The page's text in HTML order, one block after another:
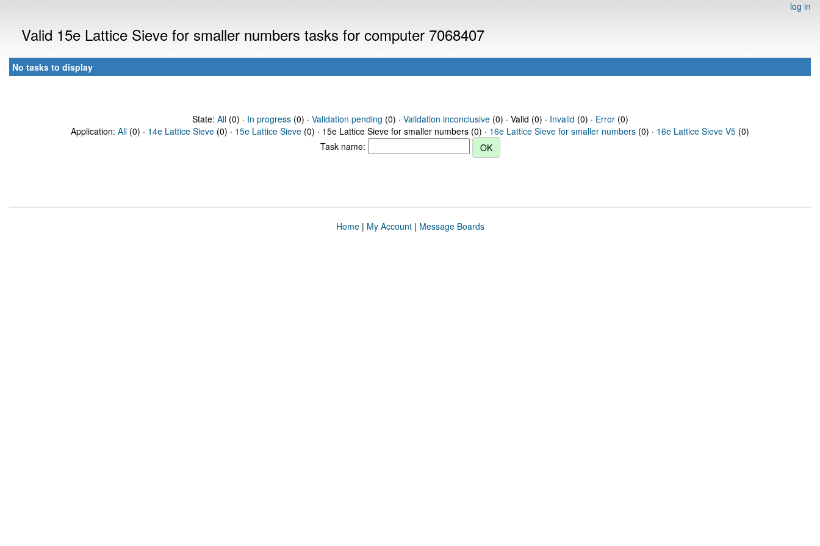
log in
Valid 15e Lattice Sieve for smaller numbers tasks for computer 7068407
No tasks to display
State: All(0) · In progress(0) · Validation pending (0) · Validation inconclusive(0) · Valid (0) · Invalid (0) · Error(0)
Application: All (0) · 14e Lattice Sieve (0) · 15e Lattice Sieve (0) · 15e Lattice Sieve for smaller numbers (0) · 16e Lattice Sieve for smaller numbers (0) · 16e Lattice Sieve V5 (0)
Task name:
Home| My Account| Message Boards